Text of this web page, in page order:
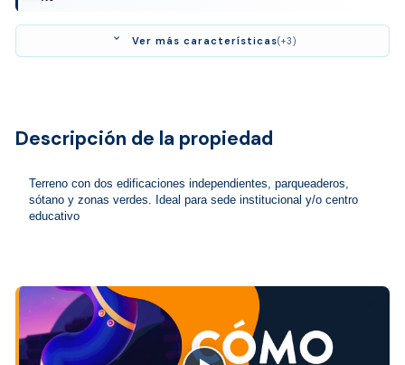
expand_more Ver más características(+3)
Descripción de la propiedad
Terreno con dos edificaciones independientes, parqueaderos,
sótano y zonas verdes. Ideal para sede institucional y/o centro
educativo